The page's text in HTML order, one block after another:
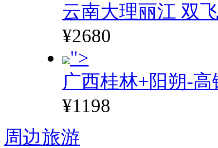
云南大理丽江 双
¥2680
">
广西桂林+阳朔-高
¥1198
周边旅游